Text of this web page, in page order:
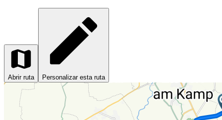
Abrir ruta Personalizar esta ruta